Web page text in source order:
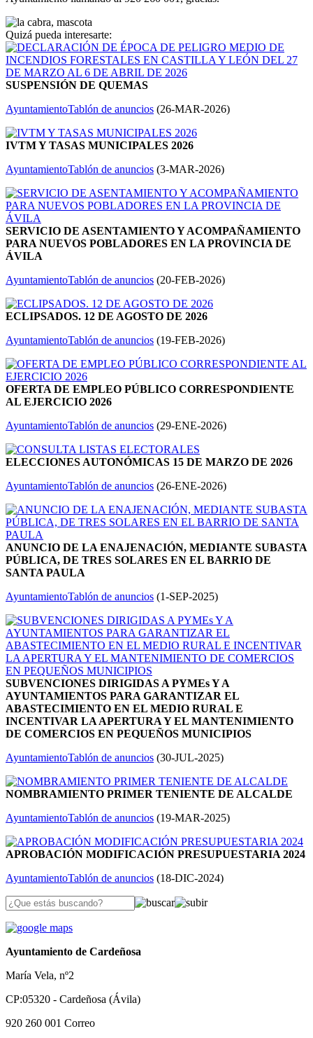
Quizá pueda interesarte:
SUSPENSIÓN DE QUEMAS
AyuntamientoTablón de anuncios (26-MAR-2026)
IVTM Y TASAS MUNICIPALES 2026
AyuntamientoTablón de anuncios (3-MAR-2026)
SERVICIO DE ASENTAMIENTO Y ACOMPAÑAMIENTO
PARA NUEVOS POBLADORES EN LA PROVINCIA DE
ÁVILA
AyuntamientoTablón de anuncios (20-FEB-2026)
ECLIPSADOS. 12 DE AGOSTO DE 2026
AyuntamientoTablón de anuncios (19-FEB-2026)
OFERTA DE EMPLEO PÚBLICO CORRESPONDIENTE
AL EJERCICIO 2026
AyuntamientoTablón de anuncios (29-ENE-2026)
ELECCIONES AUTONÓMICAS 15 DE MARZO DE 2026
AyuntamientoTablón de anuncios (26-ENE-2026)
ANUNCIO DE LA ENAJENACIÓN, MEDIANTE SUBASTA
PÚBLICA, DE TRES SOLARES EN EL BARRIO DE
SANTA PAULA
AyuntamientoTablón de anuncios (1-SEP-2025)
SUBVENCIONES DIRIGIDAS A PYMEs Y A
AYUNTAMIENTOS PARA GARANTIZAR EL
ABASTECIMIENTO EN EL MEDIO RURAL E
INCENTIVAR LA APERTURA Y EL MANTENIMIENTO
DE COMERCIOS EN PEQUEÑOS MUNICIPIOS
AyuntamientoTablón de anuncios (30-JUL-2025)
NOMBRAMIENTO PRIMER TENIENTE DE ALCALDE
AyuntamientoTablón de anuncios (19-MAR-2025)
APROBACIÓN MODIFICACIÓN PRESUPUESTARIA 2024
AyuntamientoTablón de anuncios (18-DIC-2024)
Ayuntamiento de Cardeñosa
María Vela, nº2
CP:05320 - Cardeñosa (Ávila)
920 260 001 Correo